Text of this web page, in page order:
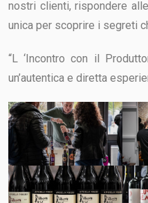
nostri clienti, rispondere
unica per scoprire i segreti
“L ‘Incontro con il
un’autentica e diretta